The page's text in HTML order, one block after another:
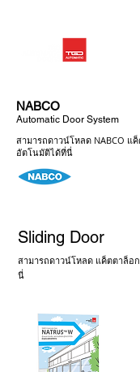
NABCO
Automatic Door System
สามารถดาวน์โหลด NABCO แ
อัตโนมัติได้ที่นี่
Sliding Door
สามารถดาวน์โหลด แค็ตตาล็อ
นี่